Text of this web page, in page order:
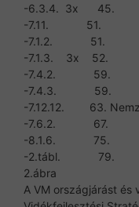
-6.3.4. 3x 45.
-7.11. 51.
-7.1.2. 51.
-7.1.3. 3x 52.
-7.4.2. 59.
-7.4.3. 59.
-7.12.12. 63.
-7.6.2. 67.
-8.1.6. 75.
-2.tábl. 79.
2.ábra
A VM országjárást